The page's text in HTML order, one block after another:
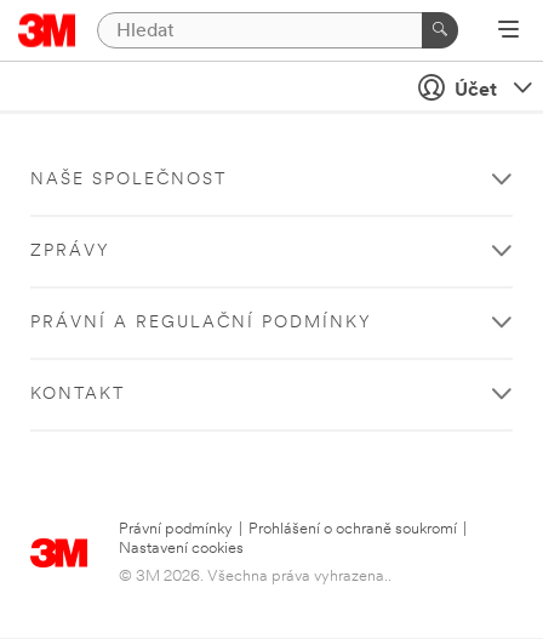
Účet
NAŠE SPOLEČNOST
ZPRÁVY
PRÁVNÍ A REGULAČNÍ PODMÍNKY
KONTAKT
Právní podmínky Prohlášení o ochraně soukromí
Nastavení cookies
© 3M 2026. Všechna práva vyhrazena..